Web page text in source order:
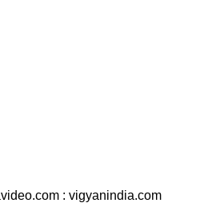
: vigyanindia.com